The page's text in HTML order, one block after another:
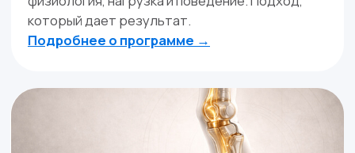
Миофасциальный релиз